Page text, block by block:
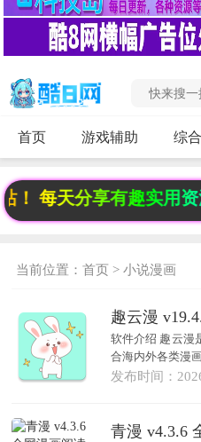
首页 游戏辅助 综
每天分享有趣实用资
当前位置：首页 >小说漫画
软件介绍 趣云漫是面向漫迷的免费漫画阅读工具，整
合海内外各类漫
发布时间：